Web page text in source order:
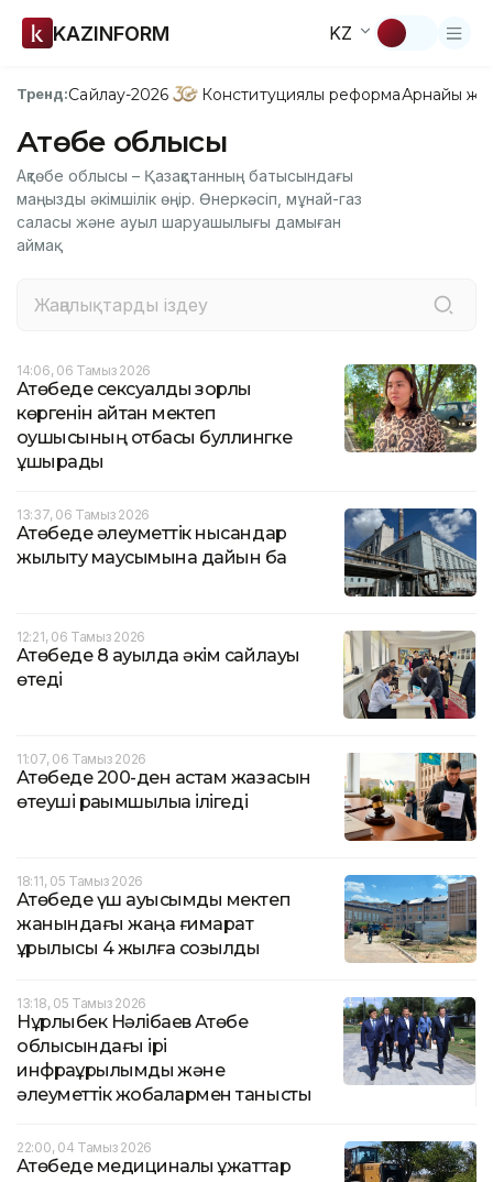
KAZINFORM KZ
Тренд:Сайлау-2026 Конституциялық реформаАрнайы
Ақтөбе облысы
Ақтөбе облысы – Қазақстанның батысындағы
маңызды әкімшілік өңір. Өнеркәсіп, мұнай-газ
саласы және ауыл шаруашылығы дамыған
аймақ.
14:06, 06 Тамыз 2026
Ақтөбеде сексуалдық зорлық
көргенін айтқан мектеп
оқушысының отбасы буллингке
ұшырады
13:37, 06 Тамыз 2026
Ақтөбеде әлеуметтік нысандар
жылыту маусымына дайын ба
12:21, 06 Тамыз 2026
Ақтөбеде 8 ауылда әкім сайлауы
өтеді
11:07, 06 Тамыз 2026
Ақтөбеде 200-ден астам жазасын
өтеуші рақымшылыққа ілігеді
18:11, 05 Тамыз 2026
Ақтөбеде үш ауысымды мектеп
жанындағы жаңа ғимарат
құрылысы 4 жылға созылды
13:18, 05 Тамыз 2026
Нұрлыбек Нәлібаев Ақтөбе
облысындағы ірі
инфрақұрылымдық және
әлеуметтік жобалармен танысты
22:00, 04 Тамыз 2026
Ақтөбеде медициналық құжаттар